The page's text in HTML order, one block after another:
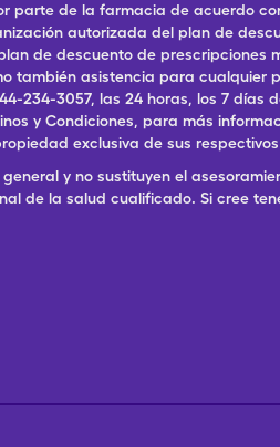
de la farmacia de acuerdo
autorizada del plan de
de descuento de
asistencia para cualquier
3057, las 24 horas, los 7 días
y Condiciones, para más
exclusiva de sus
y no sustituyen el
de la salud cualificado. Si cree